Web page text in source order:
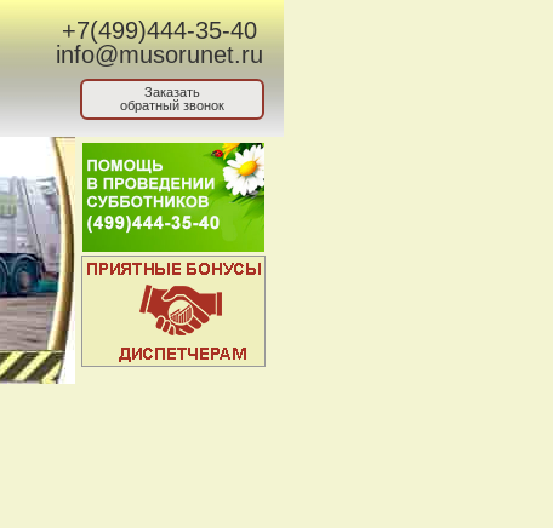
+7(499)444-35-40
info@musorunet.ru
Заказать
обратный звонок